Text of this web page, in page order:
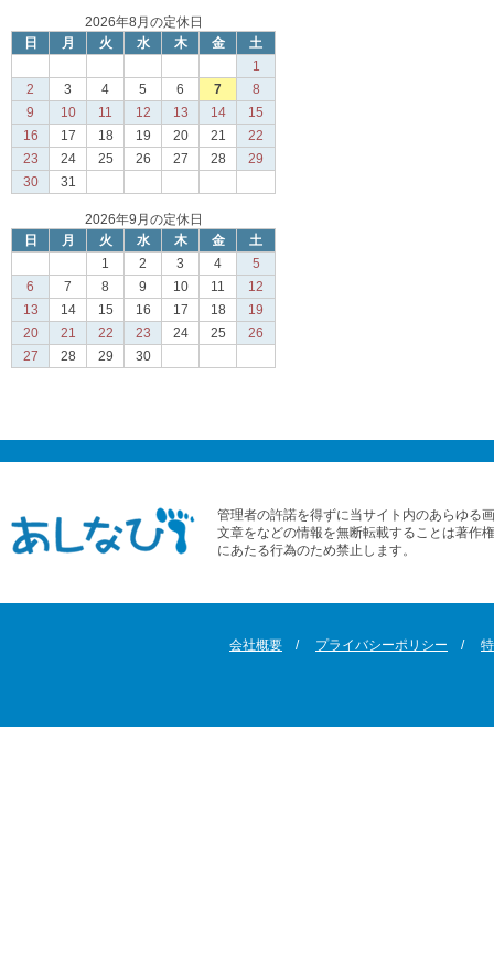
2026年8月の定休日
日
月 火 水 木 金
土
1
2
3 4 5 6 7
8
9
10 11 12 13 14
15
16
17 18 19 20 21
22
23
24 25 26 27 28
29
30
31
2026年9月の定休日
日
月 火 水 木 金
土
1
2 3 4
5
6
7 8 9 10 11
12
13
14 15 16 17 18
19
20
21 22 23 24 25
26
27
28 29 30
管理者の許諾を得ずに当サイト内のあらゆる
文章をなどの情報を無断転載することは著作
にあたる行為のため禁止します。
会社概要 プライバシーポリシー